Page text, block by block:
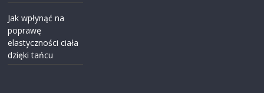
Jak wpłynąć na
poprawę
elastyczności ciała
dzięki tańcu